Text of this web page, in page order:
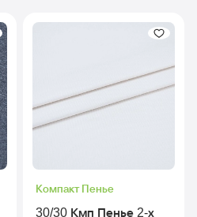
Компакт Пенье
30/30 Кмп Пенье 2-х